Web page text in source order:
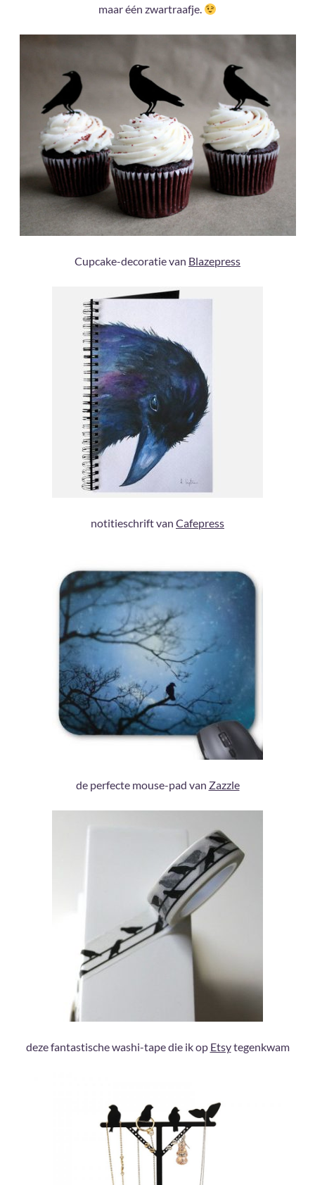
maar één zwartraafje.
Cupcake-decoratie van Blazepress
notitieschrift van Cafepress
de perfecte mouse-pad van Zazzle
deze fantastische washi-tape die ik op Etsytegenkwam